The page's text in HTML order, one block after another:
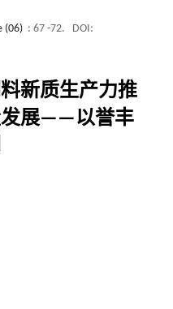
(06) : 67 -72.
DOI:
新质生产力推
发展——以誉丰